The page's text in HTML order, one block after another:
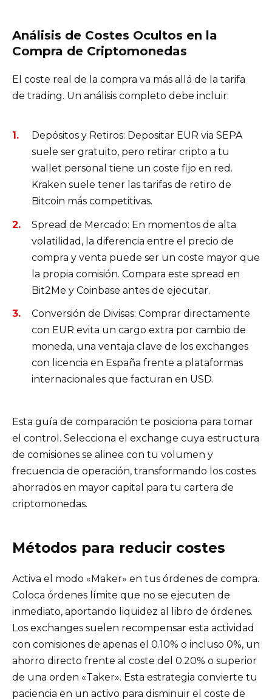
Análisis de Costes Ocultos en la
Compra de Criptomonedas
El coste real de la compra va más allá de la tarifa
de trading. Un análisis completo debe incluir:
Depósitos y Retiros: Depositar EUR via SEPA
suele ser gratuito, pero retirar cripto a tu
wallet personal tiene un coste fijo en red.
Kraken suele tener las tarifas de retiro de
Bitcoin más competitivas.
Spread de Mercado: En momentos de alta
volatilidad, la diferencia entre el precio de
compra y venta puede ser un coste mayor que
la propia comisión. Compara este spread en
Bit2Me y Coinbase antes de ejecutar.
Conversión de Divisas: Comprar directamente
con EUR evita un cargo extra por cambio de
moneda, una ventaja clave de los exchanges
con licencia en España frente a plataformas
internacionales que facturan en USD.
Esta guía de comparación te posiciona para tomar
el control. Selecciona el exchange cuya estructura
de comisiones se alinee con tu volumen y
frecuencia de operación, transformando los costes
ahorrados en mayor capital para tu cartera de
criptomonedas.
Métodos para reducir costes
Activa el modo «Maker» en tus órdenes de compra.
Coloca órdenes límite que no se ejecuten de
inmediato, aportando liquidez al libro de órdenes.
Los exchanges suelen recompensar esta actividad
con comisiones de apenas el 0.10% o incluso 0%, un
ahorro directo frente al coste del 0.20% o superior
de una orden «Taker». Esta estrategia convierte tu
paciencia en un activo para disminuir el coste de